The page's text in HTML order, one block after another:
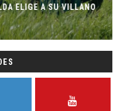
A SU VILLANO